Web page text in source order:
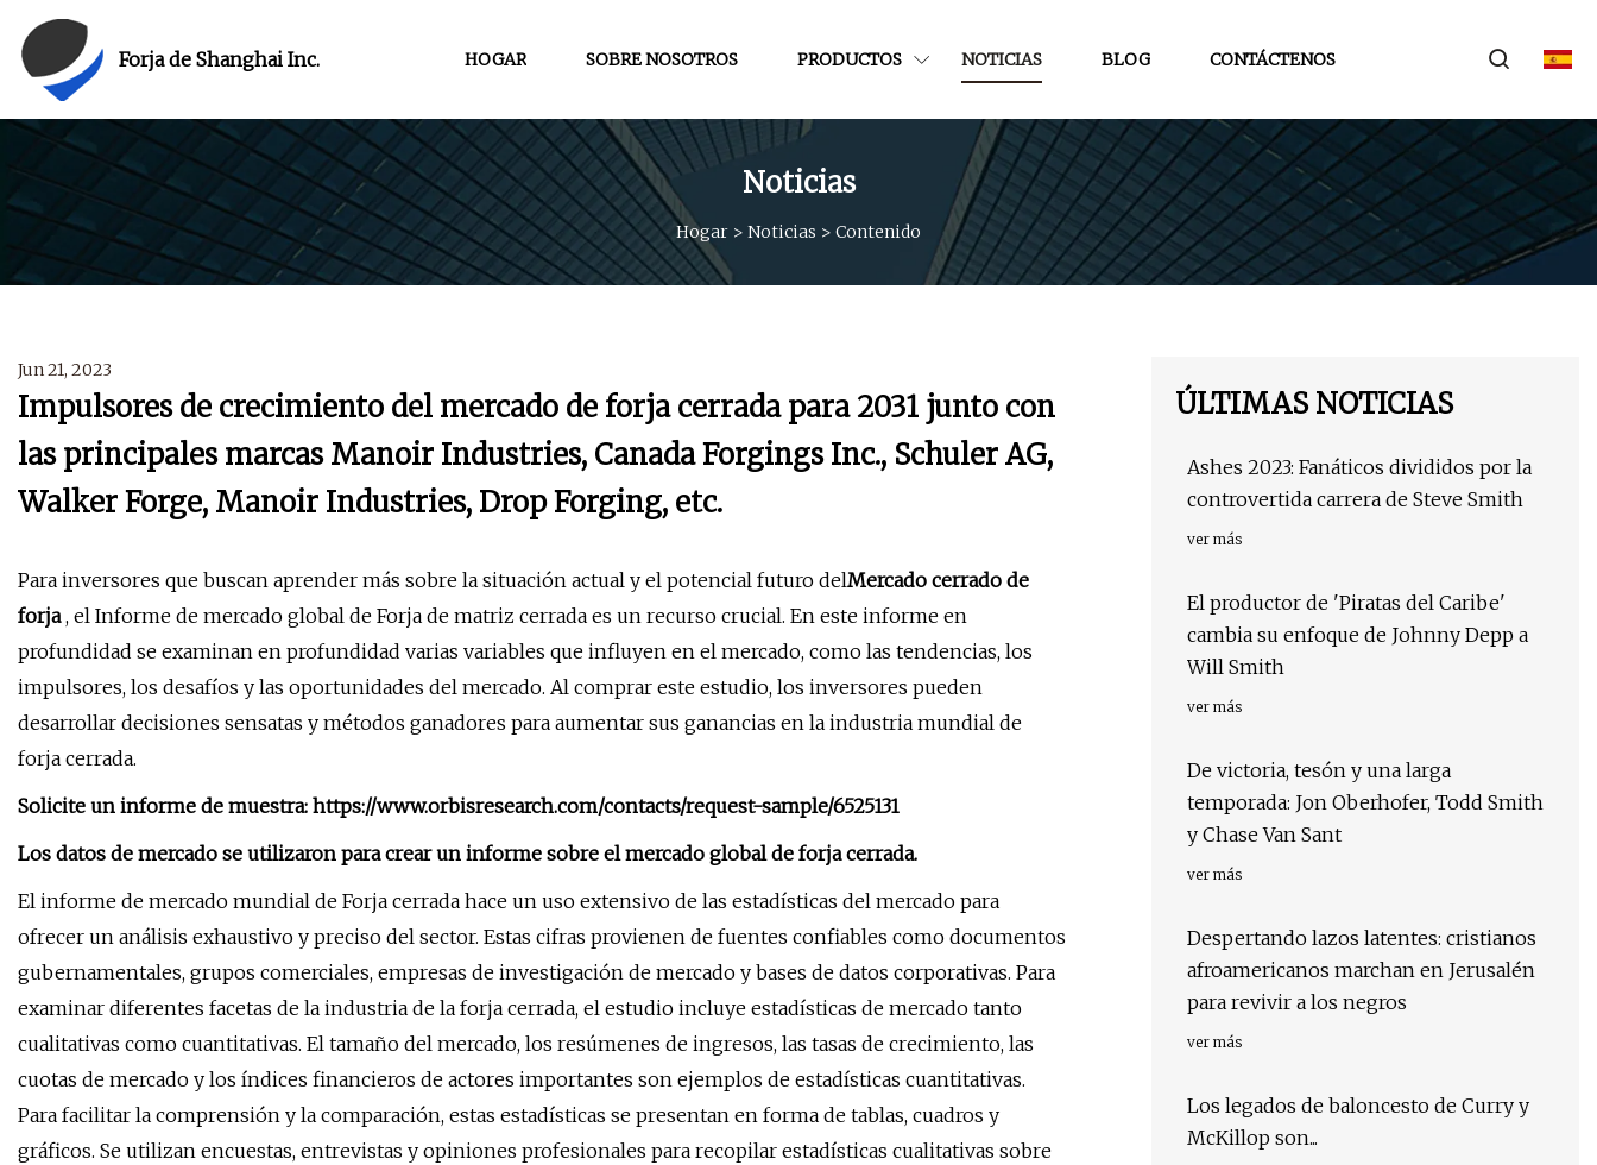
Forja de Shanghai Inc. HOGAR SOBRE NOSOTROS PRODUCTOS NOTICIAS BLOG CONTÁCTENOS
Noticias
Hogar > Noticias > Contenido
Jun 21, 2023
Impulsores de crecimiento del mercado de forja cerrada para 2031 junto con
las principales marcas Manoir Industries, Canada Forgings Inc., Schuler AG,
Walker Forge, Manoir Industries, Drop Forging, etc.
Para inversores que buscan aprender más sobre la situación actual y el potencial futuro delMercado cerrado de
forja, el Informe de mercado global de Forja de matriz cerrada es un recurso crucial. En este informe en
profundidad se examinan en profundidad varias variables que influyen en el mercado, como las tendencias, los
impulsores, los desafíos y las oportunidades del mercado. Al comprar este estudio, los inversores pueden
desarrollar decisiones sensatas y métodos ganadores para aumentar sus ganancias en la industria mundial de
forja cerrada.
Solicite un informe de muestra: https://www.orbisresearch.com/contacts/request-sample/6525131
Los datos de mercado se utilizaron para crear un informe sobre el mercado global de forja cerrada.
El informe de mercado mundial de Forja cerrada hace un uso extensivo de las estadísticas del mercado para
ofrecer un análisis exhaustivo y preciso del sector. Estas cifras provienen de fuentes confiables como documentos
gubernamentales, grupos comerciales, empresas de investigación de mercado y bases de datos corporativas. Para
examinar diferentes facetas de la industria de la forja cerrada, el estudio incluye estadísticas de mercado tanto
cualitativas como cuantitativas. El tamaño del mercado, los resúmenes de ingresos, las tasas de crecimiento, las
cuotas de mercado y los índices financieros de actores importantes son ejemplos de estadísticas cuantitativas.
Para facilitar la comprensión y la comparación, estas estadísticas se presentan en forma de tablas, cuadros y
gráficos. Se utilizan encuestas, entrevistas y opiniones profesionales para recopilar estadísticas cualitativas sobre
ÚLTIMAS NOTICIAS
Ashes 2023: Fanáticos divididos por la
controvertida carrera de Steve Smith
ver más
El productor de 'Piratas del Caribe'
cambia su enfoque de Johnny Depp a
Will Smith
ver más
De victoria, tesón y una larga
temporada: Jon Oberhofer, Todd Smith
y Chase Van Sant
ver más
Despertando lazos latentes: cristianos
afroamericanos marchan en Jerusalén
para revivir a los negros
ver más
Los legados de baloncesto de Curry y
McKillop son...